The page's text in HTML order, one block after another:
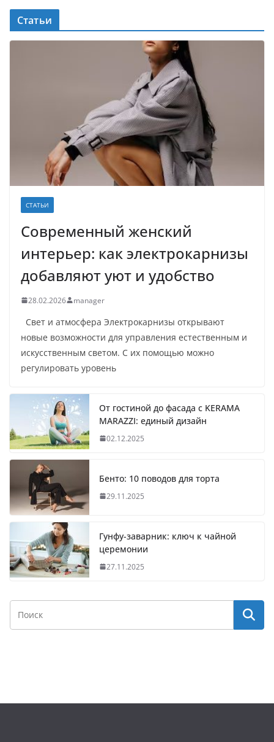
Статьи
СТАТЬИ
Современный женский
интерьер: как электрокарнизы
добавляют уют и удобство
28.02.2026 manager
Свет и атмосфера Электрокарнизы открывают
новые возможности для управления естественным и
искусственным светом. С их помощью можно
регулировать уровень
От гостиной до фасада с KERAMA
MARAZZI: единый дизайн
02.12.2025
Бенто: 10 поводов для торта
29.11.2025
Гунфу-заварник: ключ к чайной
церемонии
27.11.2025